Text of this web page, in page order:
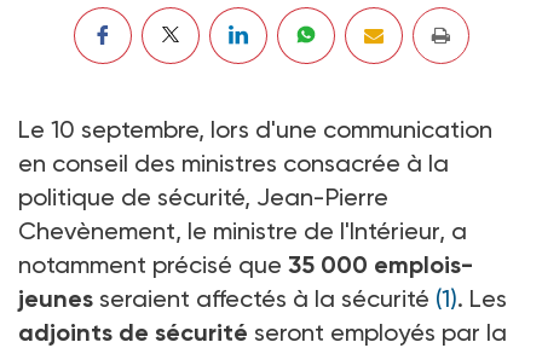
Le 10 septembre, lors d'une communication
en conseil des ministres consacrée à la
politique de sécurité, Jean-Pierre
Chevènement, le ministre de l'Intérieur, a
notamment précisé que 35 000 emplois-
jeunes seraient affectés à la sécurité (1). Les
adjoints de sécurité seront employés par la